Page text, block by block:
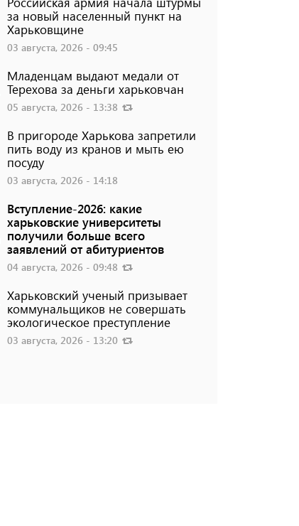
за новый населенный пункт на
Харьковщине
03 августа, 2026 - 09:45
Младенцам выдают медали от
Терехова за деньги харьковчан
05 августа, 2026 - 13:38
В пригороде Харькова запретили
пить воду из кранов и мыть ею
посуду
03 августа, 2026 - 14:18
Вступление-2026: какие
харьковские университеты
получили больше всего
заявлений от абитуриентов
04 августа, 2026 - 09:48
Харьковский ученый призывает
коммунальщиков не совершать
экологическое преступление
03 августа, 2026 - 13:20